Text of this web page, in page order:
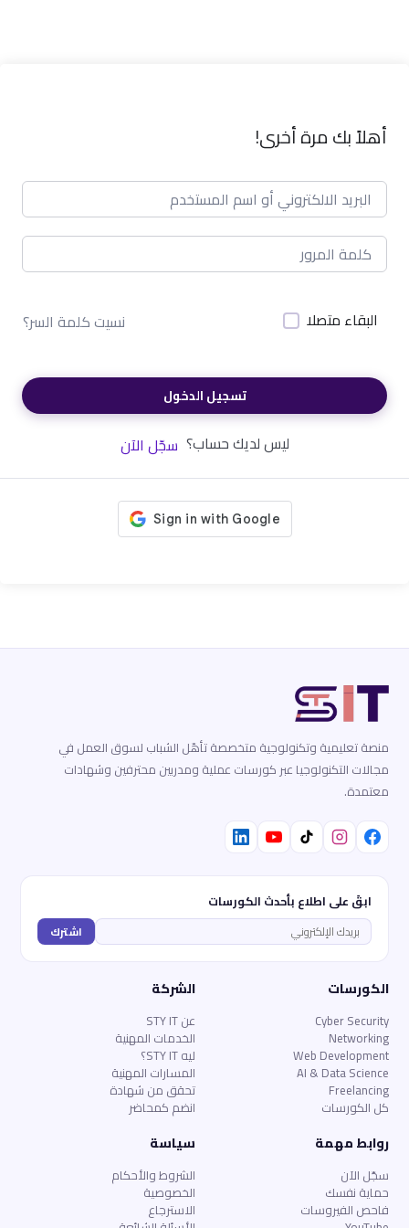
أهلاً بك مرة أخرى!
البقاء متصلا نسيت كلمة السر؟
تسجيل الدخول
ليس لديك حساب؟ سجّل الآن
منصة تعليمية وتكنولوجية متخصصة تأهّل الشباب لسوق العمل في
مجالات التكنولوجيا عبر كورسات عملية ومدربين محترفين وشهادات
معتمدة.
ابقَ على اطلاع بأحدث الكورسات
اشترك
الكورسات
Cyber Security
Networking
Web Development
AI & Data Science
Freelancing
كل الكورسات
الشركة
عن STY IT
الخدمات المهنية
ليه STY IT؟
المسارات المهنية
تحقق من شهادة
انضم كمحاضر
روابط مهمة
سجّل الآن
حماية نفسك
فاحص الفيروسات
سياسة
الشروط والأحكام
الخصوصية
الاسترجاع